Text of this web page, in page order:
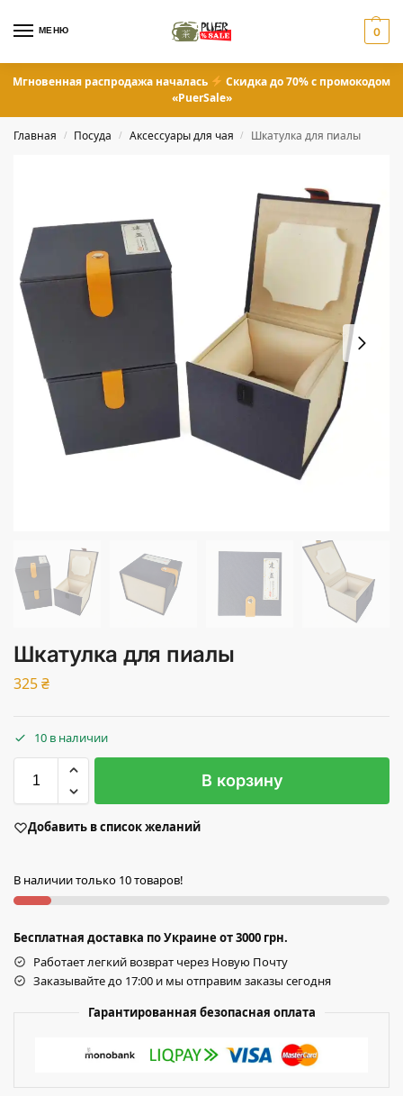
МЕНЮ 0
Мгновенная распродажа началась
Скидка до 70% с промокодом
«PuerSale»
Главная / Посуда / Аксессуары для чая / Шкатулка для пиалы
Шкатулка для пиалы
325₴
10 в наличии
В корзину
Добавить в список желаний
В наличии только 10 товаров!
Бесплатная доставка по Украине от 3000 грн.
Работает легкий возврат через Новую Почту
Заказывайте до 17:00 и мы отправим заказы сегодня
Гарантированная безопасная оплата